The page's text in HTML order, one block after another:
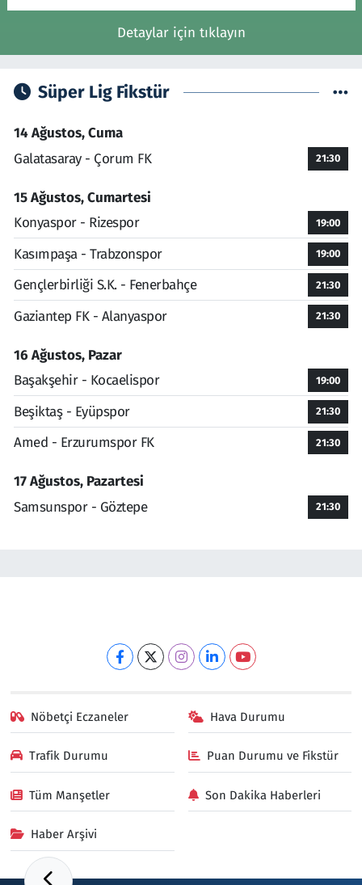
Detaylar için tıklayın
Süper Lig Fikstür
14 Ağustos, Cuma
Galatasaray - Çorum FK
21:30
15 Ağustos, Cumartesi
Konyaspor - Rizespor
19:00
Kasımpaşa - Trabzonspor 19:00
Gençlerbirliği S.K. - Fenerbahçe 21:30
Gaziantep FK - Alanyaspor 21:30
16 Ağustos, Pazar
Başakşehir - Kocaelispor
19:00
Beşiktaş - Eyüpspor 21:30
Amed - Erzurumspor FK 21:30
17 Ağustos, Pazartesi
Samsunspor - Göztepe
21:30
Nöbetçi Eczaneler Hava Durumu
Trafik Durumu Puan Durumu ve Fikstür
Tüm Manşetler Son Dakika Haberleri
Haber Arşivi